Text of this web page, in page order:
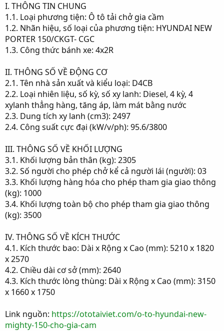
I. THÔNG TIN CHUNG
1.1. Loại phương tiện: Ô tô tải chở gia cầm
1.2. Nhãn hiệu, số loại của phương tiện: HYUNDAI NEW
PORTER 150/CKGT- CGC
1.3. Công thức bánh xe: 4x2R
II. THÔNG SỐ VỀ ĐỘNG CƠ
2.1. Tên nhà sản xuất và kiểu loại: D4CB
2.2. Loại nhiên liệu, số kỳ, số xy lanh: Diesel, 4 kỳ, 4
xylanh thẳng hàng, tăng áp, làm mát bằng nước
2.3. Dung tích xy lanh (cm3): 2497
2.4. Công suất cực đại (kW/v/ph): 95.6/3800
III. THÔNG SỐ VỀ KHỐI LƯỢNG
3.1. Khối lượng bản thân (kg): 2305
3.2. Số người cho phép chở kể cả người lái (người): 03
3.3. Khối lượng hàng hóa cho phép tham gia giao thông
(kg): 1000
3.4. Khối lượng toàn bộ cho phép tham gia giao thông
(kg): 3500
IV. THÔNG SỐ VỀ KÍCH THƯỚC
4.1. Kích thước bao: Dài x Rộng x Cao (mm): 5210 x 1820
x 2570
4.2. Chiều dài cơ sở (mm): 2640
4.3. Kích thước lòng thùng: Dài x Rộng x Cao (mm): 3150
x 1660 x 1750
Link nguồn: https://ototaiviet.com/o-to-hyundai-new-
mighty-150-cho-gia-cam